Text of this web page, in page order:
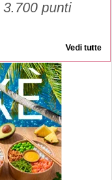
3.700 punti
Vedi tutte